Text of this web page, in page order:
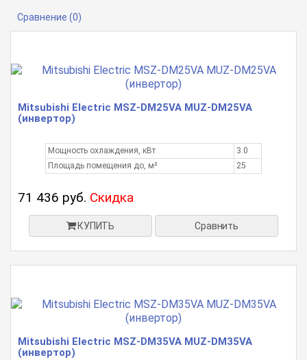
Сравнение (0)
Mitsubishi Electric MSZ-DM25VA MUZ-DM25VA
(инвертор)
Мощность охлаждения, кВт
3.0
Площадь помещения до, м²
25
71 436 руб. Скидка
КУПИТЬ Сравнить
Mitsubishi Electric MSZ-DM35VA MUZ-DM35VA
(инвертор)